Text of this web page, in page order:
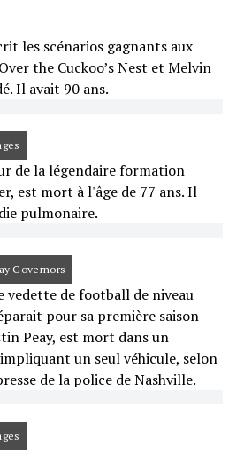
les scénarios gagnants aux
the Cuckoo’s Nest et Melvin
Il avait 90 ans.
de la légendaire formation
est mort à l'âge de 77 ans. Il
pulmonaire.
Governors
vedette de football de niveau
pour sa première saison
Peay, est mort dans un
un seul véhicule, selon
de la police de Nashville.